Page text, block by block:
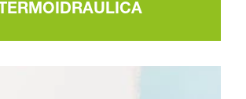
TERMOIDRAULICA